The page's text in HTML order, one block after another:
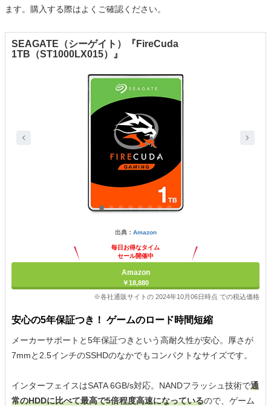
ます。購入する際はよくご確認ください。
SEAGATE（シーゲイト）『FireCuda
1TB（ST1000LX015）』
出典： Amazon
毎日お得なタイム
セール開催中
Amazon
￥18,880
※各社通販サイトの 2024年10月06日時点 での税込価格
安心の5年保証つき！ ゲームのロード時間短縮
メーカーサポートと5年保証つきという高耐久性が安心。厚さが
7mmと2.5インチのSSHDのなかでもコンパクトなサイズです。
インターフェイスはSATA 6GB/s対応。NANDフラッシュ技術で通
常のHDDに比べて最高で5倍程度高速になっているので、ゲーム